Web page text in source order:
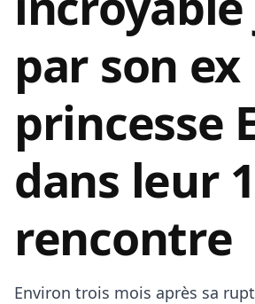
par son ex
princesse
dans leur
rencontre
Environ trois mois après sa